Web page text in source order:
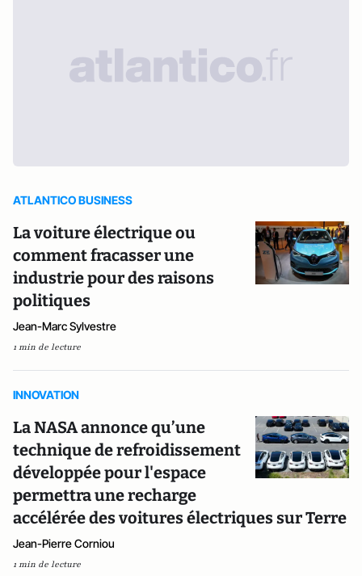
ATLANTICO BUSINESS
La voiture électrique ou
comment fracasser une
industrie pour des raisons
politiques
Jean-Marc Sylvestre
1 min de lecture
INNOVATION
La NASA annonce qu’une
technique de refroidissement
développée pour l'espace
permettra une recharge
accélérée des voitures électriques sur Terre
Jean-Pierre Corniou
1 min de lecture